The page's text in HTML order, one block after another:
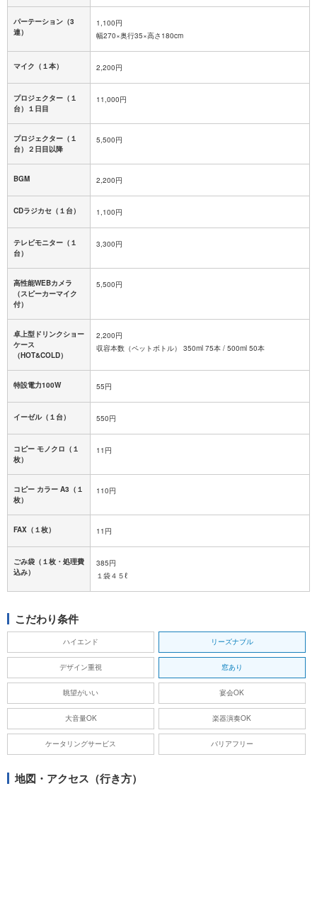
パーテーション（3
連）
1,100円
幅270×奥行35×高さ180cm
マイク（１本） 2,200円
プロジェクター（１
台）１日目
11,000円
プロジェクター（１
台）２日目以降
5,500円
BGM 2,200円
CDラジカセ（１台） 1,100円
テレビモニター（１
台）
3,300円
高性能WEBカメラ
（スピーカーマイク
付）
5,500円
卓上型ドリンクショー
ケース
（HOT&COLD）
2,200円
収容本数（ペットボトル） 350ml 75本 / 500ml 50本
特設電力100W 55円
イーゼル（１台） 550円
コピー モノクロ（１
枚）
11円
コピー カラー A3（１
枚）
110円
FAX（１枚） 11円
ごみ袋（１枚・処理費
込み）
385円
１袋４５ℓ
こだわり条件
ハイエンド リーズナブル
デザイン重視 窓あり
眺望がいい 宴会OK
大音量OK 楽器演奏OK
ケータリングサービス バリアフリー
地図・アクセス（行き方）